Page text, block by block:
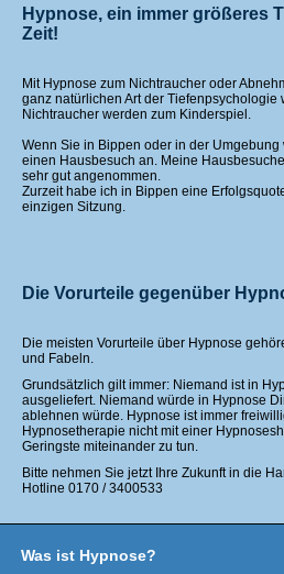
Hypnose, ein immer größeres
Zeit!
Mit Hypnose zum Nichtraucher oder
ganz natürlichen Art der Tiefenpsychologie
Nichtraucher werden zum Kinderspiel.
Wenn Sie in Bippen oder in der
einen Hausbesuch an. Meine
sehr gut angenommen.
Zurzeit habe ich in Bippen eine
einzigen Sitzung.
Die Vorurteile gegenüber
Die meisten Vorurteile über Hypnose
und Fabeln.
Grundsätzlich gilt immer: Niemand ist in
ausgeliefert. Niemand würde in Hypnose
ablehnen würde. Hypnose ist immer
Hypnosetherapie nicht mit einer
Geringste miteinander zu tun.
Bitte nehmen Sie jetzt Ihre Zukunft in die
Hotline 0170 / 3400533
Was ist Hypnose?